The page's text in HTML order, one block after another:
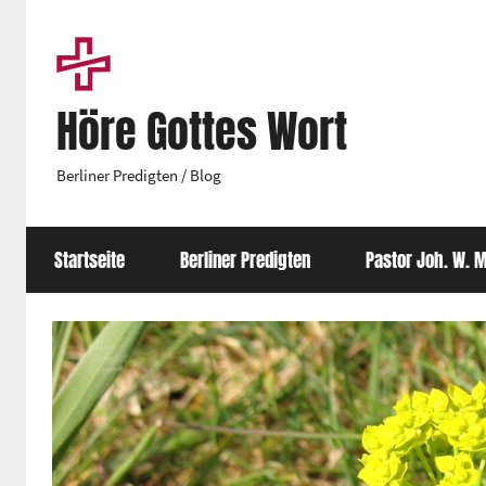
springen
Höre Gottes Wort
Berliner Predigten / Blog
Startseite Berliner Predigten Pastor Joh. W.